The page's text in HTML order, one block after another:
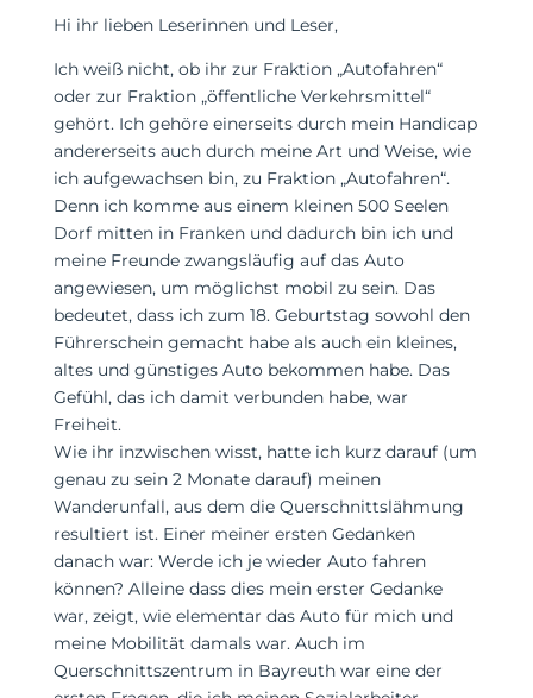
Hi ihr lieben Leserinnen und Leser,
Ich weiß nicht, ob ihr zur Fraktion „Autofahren“
oder zur Fraktion „öffentliche Verkehrsmittel“
gehört. Ich gehöre einerseits durch mein Handicap
andererseits auch durch meine Art und Weise, wie
ich aufgewachsen bin, zu Fraktion „Autofahren“.
Denn ich komme aus einem kleinen 500 Seelen
Dorf mitten in Franken und dadurch bin ich und
meine Freunde zwangsläufig auf das Auto
angewiesen, um möglichst mobil zu sein. Das
bedeutet, dass ich zum 18. Geburtstag sowohl den
Führerschein gemacht habe als auch ein kleines,
altes und günstiges Auto bekommen habe. Das
Gefühl, das ich damit verbunden habe, war
Freiheit.
Wie ihr inzwischen wisst, hatte ich kurz darauf (um
genau zu sein 2 Monate darauf) meinen
Wanderunfall, aus dem die Querschnittslähmung
resultiert ist. Einer meiner ersten Gedanken
danach war: Werde ich je wieder Auto fahren
können? Alleine dass dies mein erster Gedanke
war, zeigt, wie elementar das Auto für mich und
meine Mobilität damals war. Auch im
Querschnittszentrum in Bayreuth war eine der